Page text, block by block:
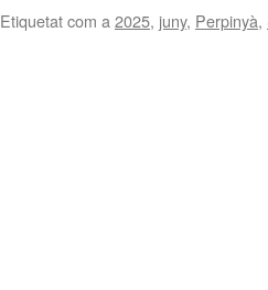
Etiquetat com a 2025, juny, Perpinyà,